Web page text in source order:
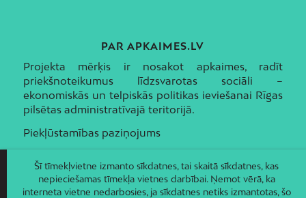
PAR APKAIMES.LV
Projekta mērķis ir nosakot apkaimes, radīt
priekšnoteikumus līdzsvarotas sociāli –
ekonomiskās un telpiskās politikas ieviešanai Rīgas
pilsētas administratīvajā teritorijā.
Piekļūstamības paziņojums
Šī tīmekļvietne izmanto sīkdatnes, tai skaitā sīkdatnes, kas
nepieciešamas tīmekļa vietnes darbībai. Ņemot vērā, ka
interneta vietne nedarbosies, ja sīkdatnes netiks izmantotas, šo